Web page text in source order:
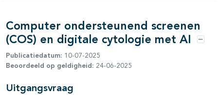
Computer ondersteunend screenen
(COS) en digitale cytologie met AI
Publicatiedatum: 10-07-2025
Beoordeeld op geldigheid: 24-06-2025
Uitgangsvraag